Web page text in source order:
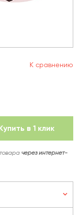
К сравнению
в 1 клик
через интернет-